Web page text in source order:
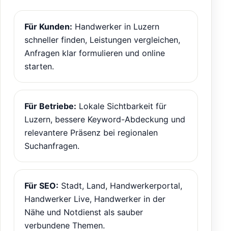
Für Kunden: Handwerker in Luzern
schneller finden, Leistungen vergleichen,
Anfragen klar formulieren und online
starten.
Für Betriebe: Lokale Sichtbarkeit für
Luzern, bessere Keyword-Abdeckung und
relevantere Präsenz bei regionalen
Suchanfragen.
Für SEO: Stadt, Land, Handwerkerportal,
Handwerker Live, Handwerker in der
Nähe und Notdienst als sauber
verbundene Themen.